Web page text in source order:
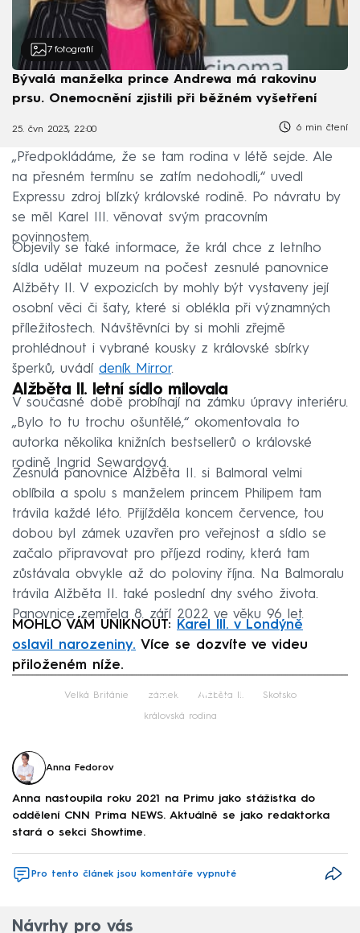
7 fotografií
Bývalá manželka prince Andrewa má rakovinu
prsu. Onemocnění zjistili při běžném vyšetření
25. čvn 2023, 22:00 6 min čtení
„Předpokládáme, že se tam rodina v létě sejde. Ale
na přesném termínu se zatím nedohodli,“ uvedl
Expressu zdroj blízký královské rodině. Po návratu by
se měl Karel III. věnovat svým pracovním
povinnostem.
Objevily se také informace, že král chce z letního
sídla udělat muzeum na počest zesnulé panovnice
Alžběty II. V expozicích by mohly být vystaveny její
osobní věci či šaty, které si oblékla při významných
příležitostech. Návštěvníci by si mohli zřejmě
prohlédnout i vybrané kousky z královské sbírky
šperků, uvádí deník Mirror.
Alžběta II. letní sídlo milovala
V současné době probíhají na zámku úpravy interiéru.
„Bylo to tu trochu ošuntělé,“ okomentovala to
autorka několika knižních bestsellerů o královské
rodině Ingrid Sewardová.
Zesnulá panovnice Alžběta II. si Balmoral velmi
oblíbila a spolu s manželem princem Philipem tam
trávila každé léto. Přijížděla koncem července, tou
dobou byl zámek uzavřen pro veřejnost a sídlo se
začalo připravovat pro příjezd rodiny, která tam
zůstávala obvykle až do poloviny října. Na Balmoralu
trávila Alžběta II. také poslední dny svého života.
Panovnice zemřela 8. září 2022 ve věku 96 let.
MOHLO VÁM UNIKNOUT:
Karel III. v Londýně
oslavil narozeniny. Více se dozvíte ve videu
přiloženém níže.
Failed to fetch
Velká Británie zámek Alžběta II. Skotsko
královská rodina
Anna Fedorov
Anna nastoupila roku 2021 na Primu jako stážistka do
oddělení CNN Prima NEWS. Aktuálně se jako redaktorka
stará o sekci Showtime.
Pro tento článek jsou komentáře vypnuté
Návrhy pro vás